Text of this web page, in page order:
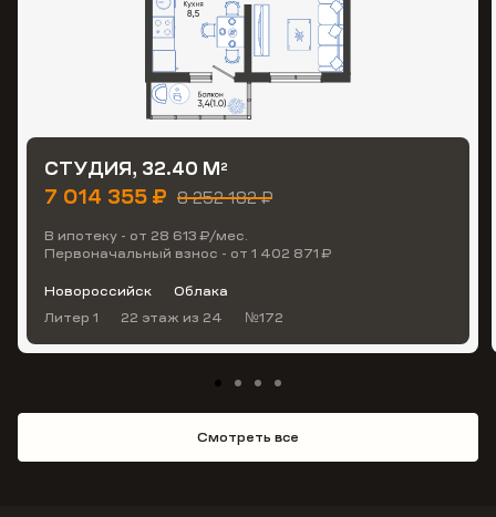
СТУДИЯ, 32.40 М2
7 014 355 ₽ 8 252 182 ₽
В ипотеку - от 28 613 ₽/мес.
Первоначальный взнос - от 1 402 871 ₽
Новороссийск
Облака
Литер 1
22 этаж из 24 №172
Смотреть все